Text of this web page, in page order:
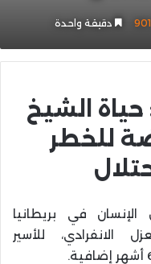
901 دقيقة واحدة
الشيخ
للخطر
في بريطانيا
الانفرادي، للأسير